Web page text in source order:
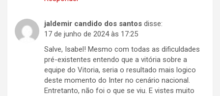
jaldemir candido dos santos disse:
17 de junho de 2024 às 17:25
Salve, Isabel! Mesmo com todas as dificuldades
pré-existentes entendo que a vitória sobre a
equipe do Vitoria, seria o resultado mais logico
deste momento do Inter no cenário nacional.
Entretanto, não foi o que se viu. E vistes muito